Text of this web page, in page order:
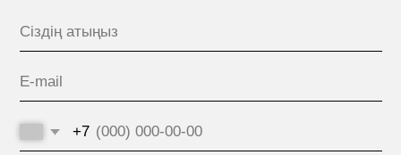
ЖОБАЛАР
БАЙЛАНЫС
көшесі, Үй 3/1